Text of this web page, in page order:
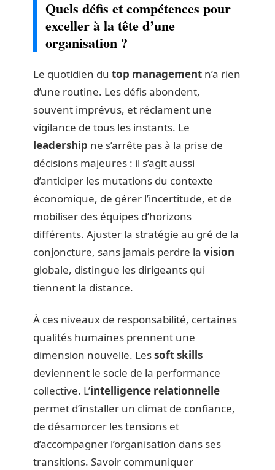
Quels défis et compétences pour
exceller à la tête d’une
organisation ?
Le quotidien du top management n’a rien
d’une routine. Les défis abondent,
souvent imprévus, et réclament une
vigilance de tous les instants. Le
leadership ne s’arrête pas à la prise de
décisions majeures : il s’agit aussi
d’anticiper les mutations du contexte
économique, de gérer l’incertitude, et de
mobiliser des équipes d’horizons
différents. Ajuster la stratégie au gré de la
conjoncture, sans jamais perdre la vision
globale, distingue les dirigeants qui
tiennent la distance.
À ces niveaux de responsabilité, certaines
qualités humaines prennent une
dimension nouvelle. Lessoft skills
deviennent le socle de la performance
collective. L’intelligence relationnelle
permet d’installer un climat de confiance,
de désamorcer les tensions et
d’accompagner l’organisation dans ses
transitions. Savoir communiquer